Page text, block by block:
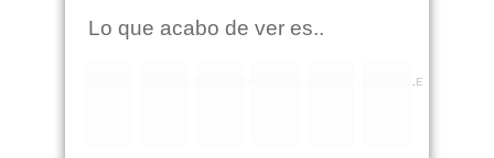
Lo que acabo de ver es..
INCREIBLE